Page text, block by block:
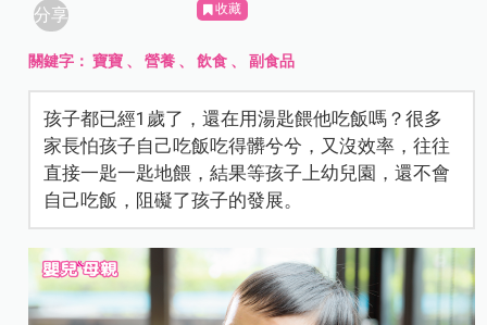
分享 收藏
關鍵字：寶寶 、營養 、飲食 、副食品
孩子都已經1歲了，還在用湯匙餵他吃飯嗎？很多
家長怕孩子自己吃飯吃得髒兮兮，又沒效率，往往
直接一匙一匙地餵，結果等孩子上幼兒園，還不會
自己吃飯，阻礙了孩子的發展。